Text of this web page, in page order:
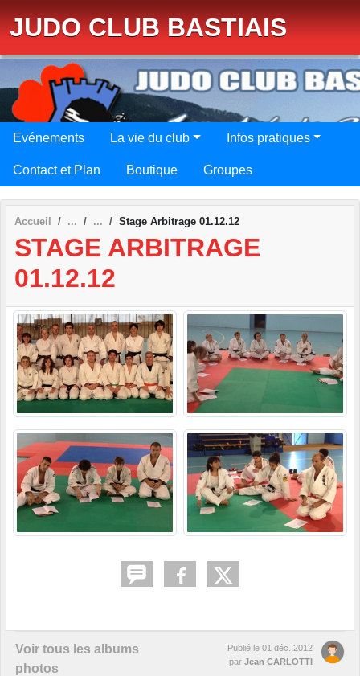
JUDO CLUB BASTIAIS
Evénements La vie du club Infos pratiques
Contact et Plan Boutique Groupes
Accueil Stage Arbitrage 01.12.12
STAGE ARBITRAGE
01.12.12
Voir tous les albums
photos
Publié le 01 déc. 2012
par Jean CARLOTTI